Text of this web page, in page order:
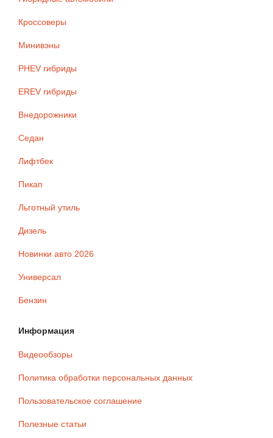
Кроссоверы
Минивэны
PHEV гибриды
EREV гибриды
Внедорожники
Седан
Лифтбек
Пикап
Льготный утиль
Дизель
Новинки авто 2026
Универсал
Бензин
Информация
Видеообзоры
Политика обработки персональных данных
Пользовательское соглашение
Полезные статьи